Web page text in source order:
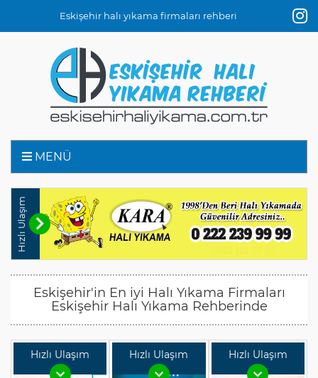
Eskişehir halı yıkama firmaları rehberi
MENÜ
Hızlı Ulaşım
Eskişehir'in En iyi Halı Yıkama Firmaları
Eskişehir Halı Yıkama Rehberinde
Hızlı Ulaşım Hızlı Ulaşım Hızlı Ulaşım